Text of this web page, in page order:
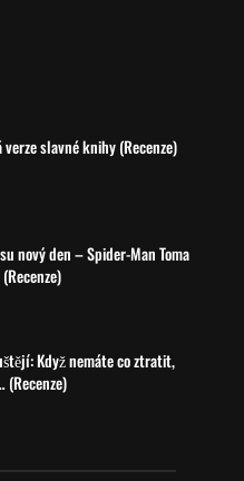
slavné knihy (Recenze)
nový den – Spider-Man Toma
Když nemáte co ztratit,
(Recenze)